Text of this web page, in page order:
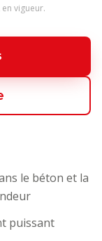
vigueur.
le béton et la
puissant